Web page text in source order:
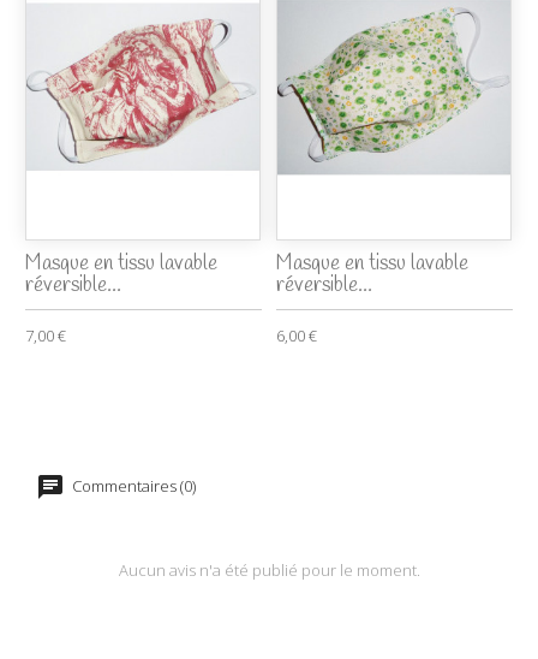
Masque en tissu lavable
réversible...
7,00 €
Masque en tissu lavable
réversible...
6,00 €
Commentaires (0)
Aucun avis n'a été publié pour le moment.